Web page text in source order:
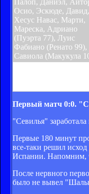
Осио, Эскюде, Давид,
Хесус Навас, Марти,
Мареска, Адриано
(Пуэрта 77), Луис
Фабиано (Ренато 99),
Савиола (Макукула
Первый матч 0:0.
"Севилья"
Первые 180 минут
все-таки решил
Испании. Напомним,
После нервного
было не вывел